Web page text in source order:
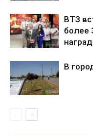
ВТЗ
более
В